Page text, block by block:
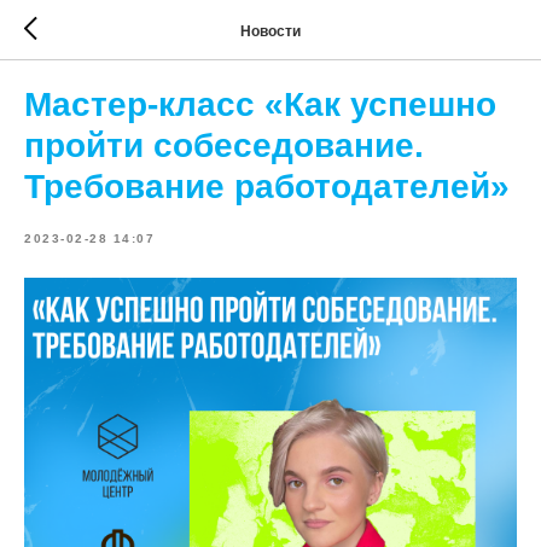
Новости
Мастер-класс «Как успешно
пройти собеседование.
Требование работодателей»
2023-02-28 14:07